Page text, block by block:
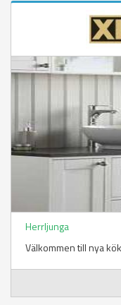
Herrljunga
Välkommen till nya